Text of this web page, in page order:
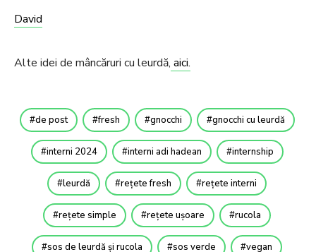
David
Alte idei de mâncăruri cu leurdă, aici.
de post fresh gnocchi gnocchi cu leurdă
interni 2024 interni adi hadean internship
leurdă rețete fresh rețete interni
rețete simple rețete ușoare rucola
sos de leurdă și rucola sos verde vegan